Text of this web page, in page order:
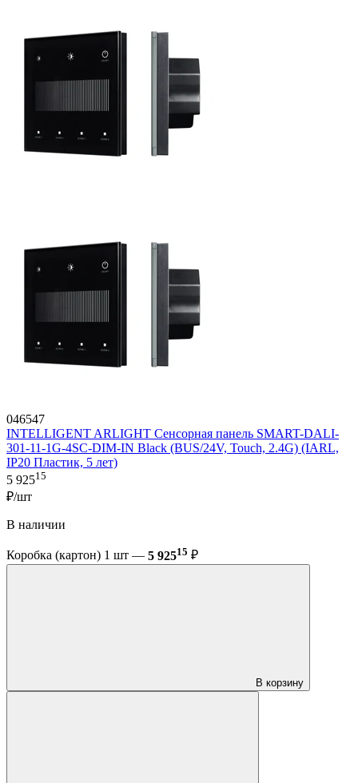
046547
INTELLIGENT ARLIGHT Сенсорная панель SMART-DALI-
301-11-1G-4SC-DIM-IN Black (BUS/24V, Touch, 2.4G) (IARL,
IP20 Пластик, 5 лет)
5 92515
₽/шт
В наличии
Коробка (картон) 1 шт — 5 92515 ₽
В корзину